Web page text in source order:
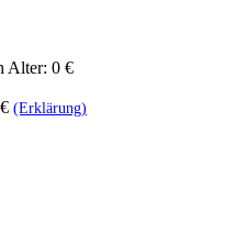
Alter: 0 €
(Erklärung)